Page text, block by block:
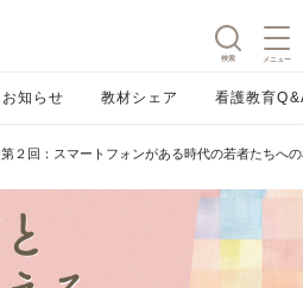
検索 メニュー
お知らせ 教材シェア 看護教育
第２回：スマートフォンがある時代の若者たちへ